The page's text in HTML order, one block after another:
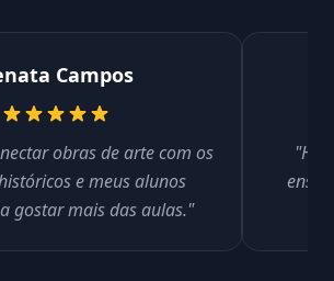
Campos
obras de arte com os
e meus alunos
gostar mais das aulas."